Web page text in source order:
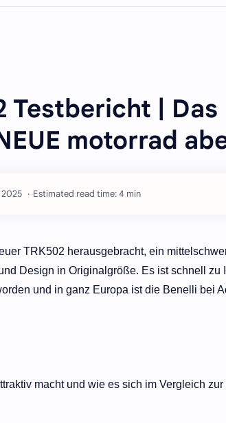
Testbericht | Das
motorrad
Estimated read time: 4 min
TRK502 herausgebracht, ein
Design in Originalgröße. Es ist schnell zu
und in ganz Europa ist die Benelli bei
macht und wie es sich im Vergleich